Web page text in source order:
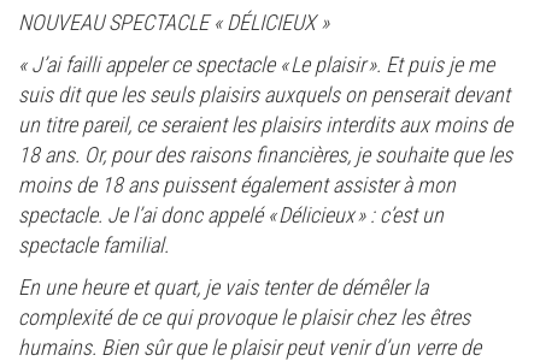
NOUVEAU SPECTACLE « DÉLICIEUX »
« J’ai failli appeler ce spectacle « Le plaisir ». Et puis je me
suis dit que les seuls plaisirs auxquels on penserait devant
un titre pareil, ce seraient les plaisirs interdits aux moins de
18 ans. Or, pour des raisons financières, je souhaite que les
moins de 18 ans puissent également assister à mon
spectacle. Je l’ai donc appelé « Délicieux » : c’est un
spectacle familial.
En une heure et quart, je vais tenter de démêler la
complexité de ce qui provoque le plaisir chez les êtres
humains. Bien sûr que le plaisir peut venir d’un verre de